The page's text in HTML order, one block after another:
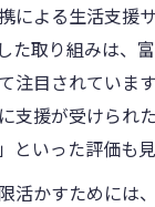
による生活支援
た取り組みは、
注目されていま
支援が受けられ
といった評価も見
活かすためには